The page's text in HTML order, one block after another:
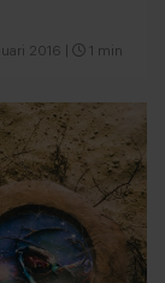
2016 1 min